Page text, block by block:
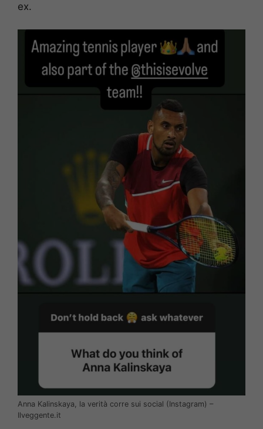
ex.
Anna Kalinskaya, la verità corre sui social (Instagram) –
Ilveggente.it